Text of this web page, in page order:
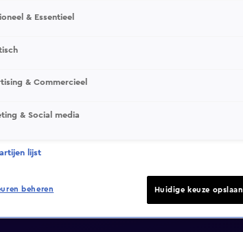
& Essentieel
& Commercieel
& Social media
lijst
beheren Huidige keuze opslaan